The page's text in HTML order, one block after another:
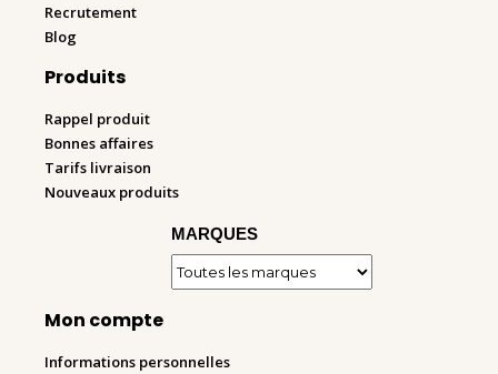
Recrutement
Blog
Produits
Rappel produit
Bonnes affaires
Tarifs livraison
Nouveaux produits
MARQUES
Mon compte
Informations personnelles